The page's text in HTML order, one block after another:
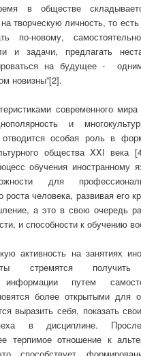
в обществе
творческую личность, то
по-новому,
и задачи, предлагать
на будущее -
новизны”[2].
современного
и
особая роль в
общества XXI века
обучения иностранному
для
роста человека, развивая его
а это в свою очередь
и способности к обучению
активность на занятиях
стремятся
информации путем
более открытыми для
выразить себя, показать
в дисциплине.
терпимое отношение к